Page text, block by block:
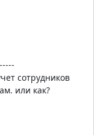
сотрудников
или как?